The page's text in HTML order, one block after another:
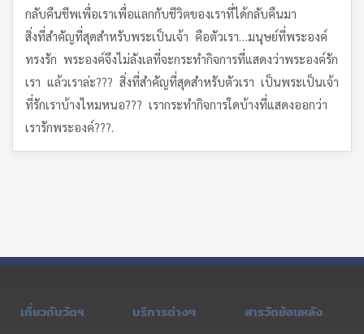
กลับคืนชีพเพื่อเราเพื่อแลกกับชีวิตของเราที่ได้กลับคืนมา
สิ่งที่สำคัญที่สุดสำหรับพระเป็นเจ้า คือตัวเรา…มนุษย์ที่พระองค์
ทรงรัก พระองค์จึงไม่ลังเลที่จะกระทำกิจการที่แสดงว่าพระองค์รัก
เรา แล้วเราล่ะ??? สิ่งที่สำคัญที่สุดสำหรับตัวเรา เป็นพระเป็นเจ้า
ที่รักเราบ้างไหมหนอ??? เรากระทำกิจการใดบ้างที่แสดงออกว่า
เรารักพระองค์???.
เกี่ยวกับวัดฯ บริการต่างๆ สารวัดย้อนหลัง